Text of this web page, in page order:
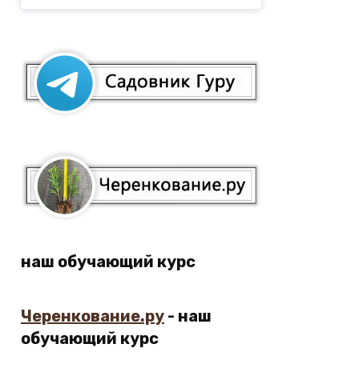
наш обучающий курс
Черенкование.ру - наш
обучающий курс